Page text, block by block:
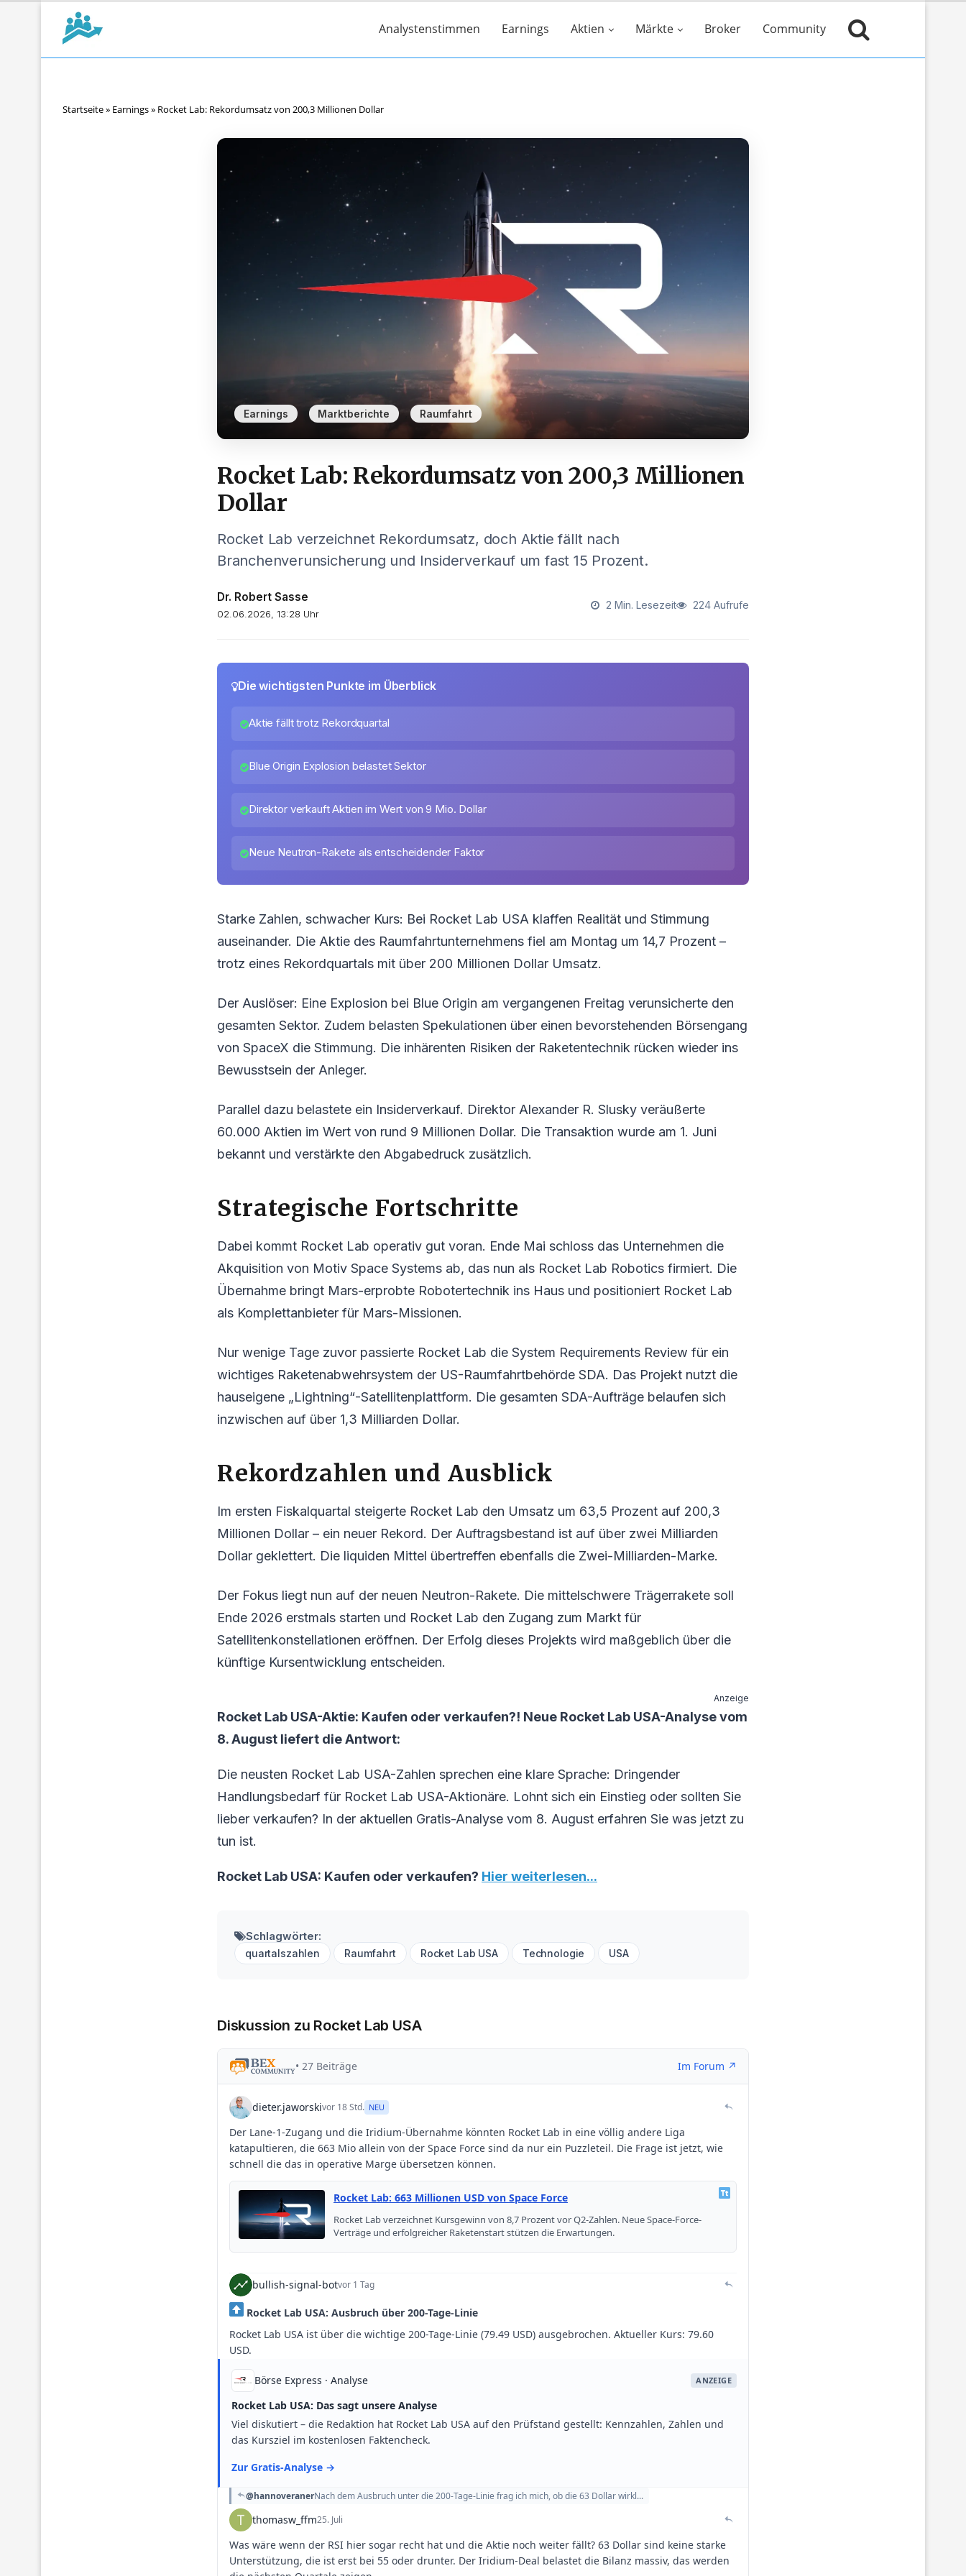
Analystenstimmen Earnings Aktien Märkte Broker Community
Startseite» Earnings» Rocket Lab: Rekordumsatz von 200,3 Millionen Dollar
Earnings Marktberichte , Raumfahrt
Rocket Lab: Rekordumsatz von 200,3 Millionen
Dollar
Rocket Lab verzeichnet Rekordumsatz, doch Aktie fällt nach
Branchenverunsicherung und Insiderverkauf um fast 15 Prozent.
Dr. Robert Sasse
02.06.2026, 13:28 Uhr
2 Min. Lesezeit 224 Aufrufe
Die wichtigsten Punkte im Überblick
Aktie fällt trotz Rekordquartal
Blue Origin Explosion belastet Sektor
Direktor verkauft Aktien im Wert von 9 Mio. Dollar
Neue Neutron-Rakete als entscheidender Faktor
Starke Zahlen, schwacher Kurs: Bei Rocket Lab USA klaffen Realität und Stimmung
auseinander. Die Aktie des Raumfahrtunternehmens fiel am Montag um 14,7 Prozent –
trotz eines Rekordquartals mit über 200 Millionen Dollar Umsatz.
Der Auslöser: Eine Explosion bei Blue Origin am vergangenen Freitag verunsicherte den
gesamten Sektor. Zudem belasten Spekulationen über einen bevorstehenden Börsengang
von SpaceX die Stimmung. Die inhärenten Risiken der Raketentechnik rücken wieder ins
Bewusstsein der Anleger.
Parallel dazu belastete ein Insiderverkauf. Direktor Alexander R. Slusky veräußerte
60.000 Aktien im Wert von rund 9 Millionen Dollar. Die Transaktion wurde am 1. Juni
bekannt und verstärkte den Abgabedruck zusätzlich.
Strategische Fortschritte
Dabei kommt Rocket Lab operativ gut voran. Ende Mai schloss das Unternehmen die
Akquisition von Motiv Space Systems ab, das nun als Rocket Lab Robotics firmiert. Die
Übernahme bringt Mars-erprobte Robotertechnik ins Haus und positioniert Rocket Lab
als Komplettanbieter für Mars-Missionen.
Nur wenige Tage zuvor passierte Rocket Lab die System Requirements Review für ein
wichtiges Raketenabwehrsystem der US-Raumfahrtbehörde SDA. Das Projekt nutzt die
hauseigene „Lightning“-Satellitenplattform. Die gesamten SDA-Aufträge belaufen sich
inzwischen auf über 1,3 Milliarden Dollar.
Rekordzahlen und Ausblick
Im ersten Fiskalquartal steigerte Rocket Lab den Umsatz um 63,5 Prozent auf 200,3
Millionen Dollar – ein neuer Rekord. Der Auftragsbestand ist auf über zwei Milliarden
Dollar geklettert. Die liquiden Mittel übertreffen ebenfalls die Zwei-Milliarden-Marke.
Der Fokus liegt nun auf der neuen Neutron-Rakete. Die mittelschwere Trägerrakete soll
Ende 2026 erstmals starten und Rocket Lab den Zugang zum Markt für
Satellitenkonstellationen eröffnen. Der Erfolg dieses Projekts wird maßgeblich über die
künftige Kursentwicklung entscheiden.
Anzeige
Rocket Lab USA-Aktie: Kaufen oder verkaufen?! Neue Rocket Lab USA-Analyse vom
8. August liefert die Antwort:
Die neusten Rocket Lab USA-Zahlen sprechen eine klare Sprache: Dringender
Handlungsbedarf für Rocket Lab USA-Aktionäre. Lohnt sich ein Einstieg oder sollten Sie
lieber verkaufen? In der aktuellen Gratis-Analyse vom 8. August erfahren Sie was jetzt zu
tun ist.
Rocket Lab USA: Kaufen oder verkaufen? Hier weiterlesen...
Schlagwörter:
quartalszahlen Raumfahrt Rocket Lab USA Technologie USA
Diskussion zu Rocket Lab USA